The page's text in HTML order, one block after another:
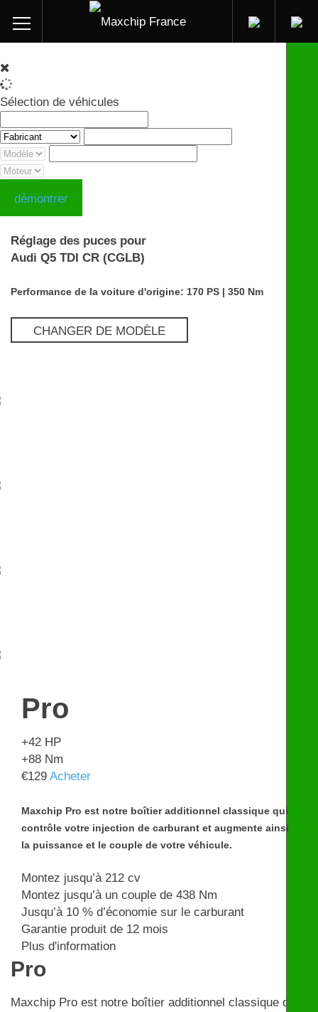
Sélection de véhicules
démontrer
Réglage des puces pour
Audi Q5 TDI CR (CGLB)
Performance de la voiture d'origine: 170 PS | 350 Nm
CHANGER DE MODÈLE
Pro
+42 HP
+88 Nm
€129 Acheter
Maxchip Pro est notre boîtier additionnel classique qui
contrôle votre injection de carburant et augmente ainsi
la puissance et le couple de votre véhicule.
Montez jusqu’à 212 cv
Montez jusqu’à un couple de 438 Nm
Jusqu’à 10 % d’économie sur le carburant
Garantie produit de 12 mois
Plus d'information
Pro
Maxchip Pro est notre boîtier additionnel classique qui